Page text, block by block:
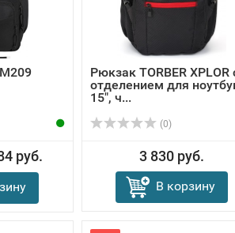
руб.
Рюкзак TORBER XPLOR
отделением для
15", ч...
(0)
3 830 руб.
В корзину